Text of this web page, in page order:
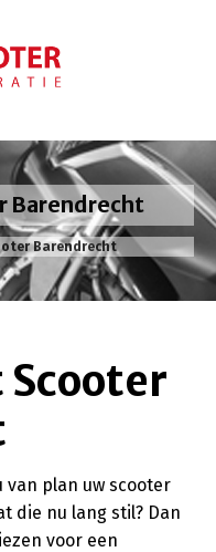
Barendrecht
Barendrecht
van plan uw scooter
die nu lang stil? Dan
voor een